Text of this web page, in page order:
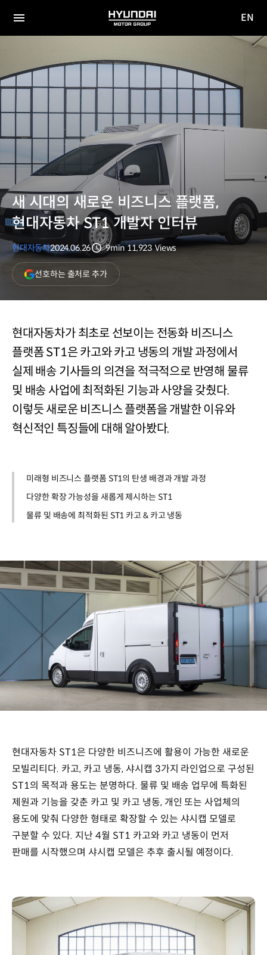
전체
HYUNDAI
MOTOR
사이
EN
새 시대의 새로운 비즈니스 플랫폼,
현대자동차 ST1 개발자 인터뷰
현대자동차2024.06.26
분량
9min
조회수
11,923 Views
선호하는 출처로 추가(새
창
열림)
현대자동차가 최초로 선보이는 전동화 비즈니스
플랫폼 ST1은 카고와 카고 냉동의 개발 과정에서
실제 배송 기사들의 의견을 적극적으로 반영해 물류
및 배송 사업에 최적화된 기능과 사양을 갖췄다.
이렇듯 새로운 비즈니스 플랫폼을 개발한 이유와
혁신적인 특징들에 대해 알아봤다.
미래형 비즈니스 플랫폼 ST1의 탄생 배경과 개발 과정
다양한 확장 가능성을 새롭게 제시하는 ST1
물류 및 배송에 최적화된 ST1 카고 & 카고 냉동
현대자동차 ST1은 다양한 비즈니즈에 활용이 가능한 새로운
모빌리티다. 카고, 카고 냉동, 샤시캡 3가지 라인업으로 구성된
ST1의 목적과 용도는 분명하다. 물류 및 배송 업무에 특화된
제원과 기능을 갖춘 카고 및 카고 냉동, 개인 또는 사업체의
용도에 맞춰 다양한 형태로 확장할 수 있는 샤시캡 모델로
구분할 수 있다. 지난 4월 ST1 카고와 카고 냉동이 먼저
판매를 시작했으며 샤시캡 모델은 추후 출시될 예정이다.